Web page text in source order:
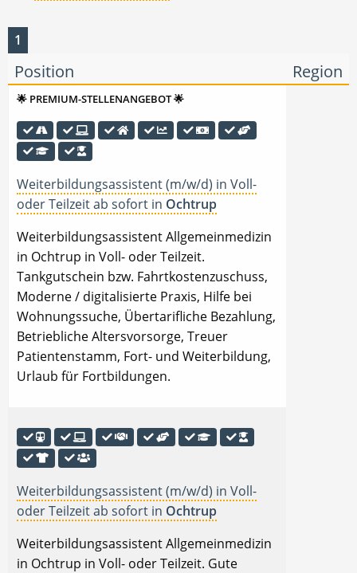
1
Position Region
🌟 PREMIUM-STELLENANGEBOT 🌟
Weiterbildungsassistent (m/w/d) in Voll-
oder Teilzeit ab sofort in Ochtrup
Weiterbildungsassistent Allgemeinmedizin
in Ochtrup in Voll- oder Teilzeit.
Tankgutschein bzw. Fahrtkostenzuschuss,
Moderne / digitalisierte Praxis, Hilfe bei
Wohnungssuche, Übertarifliche Bezahlung,
Betriebliche Altersvorsorge, Treuer
Patientenstamm, Fort- und Weiterbildung,
Urlaub für Fortbildungen.
Weiterbildungsassistent (m/w/d) in Voll-
oder Teilzeit ab sofort in Ochtrup
Weiterbildungsassistent Allgemeinmedizin
in Ochtrup in Voll- oder Teilzeit. Gute